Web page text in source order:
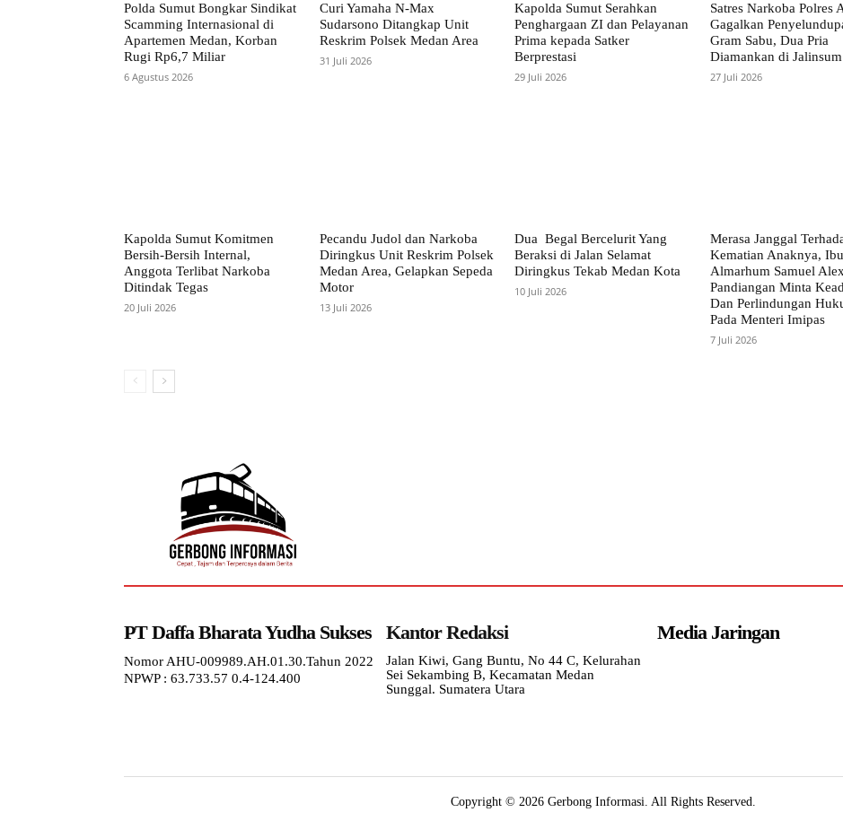
Polda Sumut Bongkar Sindikat
Scamming Internasional di
Apartemen Medan, Korban
Rugi Rp6,7 Miliar
6 Agustus 2026
Curi Yamaha N-Max
Sudarsono Ditangkap Unit
Reskrim Polsek Medan Area
31 Juli 2026
Kapolda Sumut Serahkan
Penghargaan ZI dan Pelayanan
Prima kepada Satker
Berprestasi
29 Juli 2026
Satres Narkoba Polres
Gagalkan
Gram Sabu, Dua Pria
Diamankan di Jalinsum
27 Juli 2026
Kapolda Sumut Komitmen
Bersih-Bersih Internal,
Anggota Terlibat Narkoba
Ditindak Tegas
20 Juli 2026
Pecandu Judol dan Narkoba
Diringkus Unit Reskrim Polsek
Medan Area, Gelapkan Sepeda
Motor
13 Juli 2026
Dua Begal Bercelurit Yang
Beraksi di Jalan Selamat
Diringkus Tekab Medan Kota
10 Juli 2026
Merasa Janggal
Kematian Anaknya, Ibu
Almarhum Samuel
Pandiangan Minta
Dan Perlindungan
Pada Menteri Imipas
7 Juli 2026
PT Daffa Bharata Yudha Sukses
Nomor AHU-009989.AH.01.30.Tahun 2022
NPWP : 63.733.57 0.4-124.400
Kantor Redaksi
Jalan Kiwi, Gang Buntu, No 44 C, Kelurahan
Sei Sekambing B, Kecamatan Medan
Sunggal. Sumatera Utara
Media Jaringan
Copyright © 2026 Gerbong Informasi. All Rights Reserved.